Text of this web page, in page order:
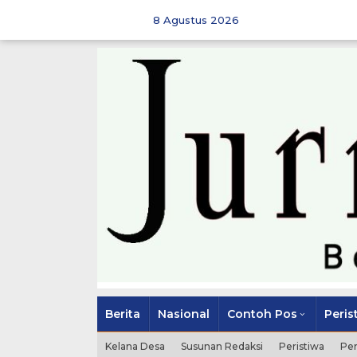
8 Agustus 2026
Berita Nasional Contoh Pos
Kelana Desa Susunan Redaksi Peristiwa